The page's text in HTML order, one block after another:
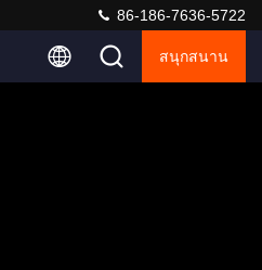
86-186-7636-5722
สนุกสนาน